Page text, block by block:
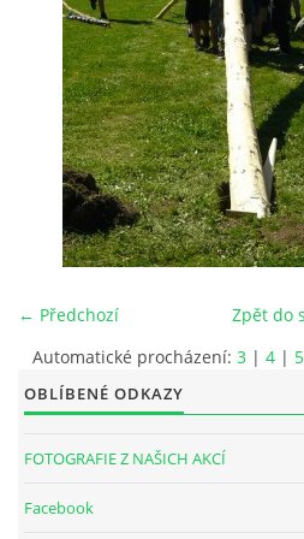
INTERNÍ SEKCE
KONTAKTY
← Předchozí
Zpět do
Automatické procházení: 3 | 4 | 5
OBLÍBENÉ ODKAZY
FOTOGRAFIE Z NAŠICH AKCÍ
Facebook